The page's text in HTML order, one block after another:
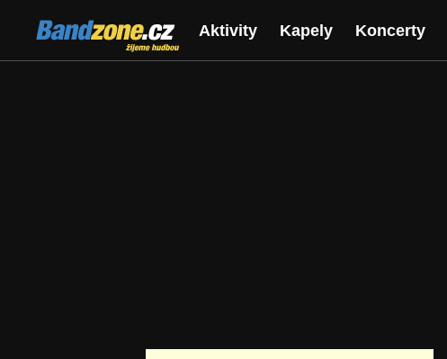
Bandzone.cz
žijeme hudbou
Aktivity Kapely Koncerty